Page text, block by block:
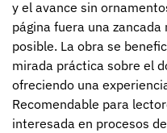
y el avance sin
página fuera una
posible. La obra se
mirada práctica sobre el
ofreciendo una
Recomendable para
interesada en procesos